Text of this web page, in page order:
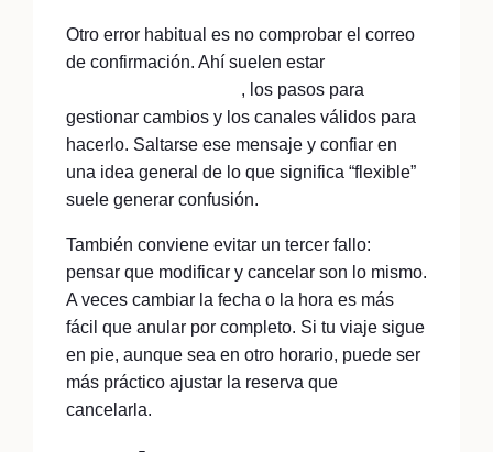
Otro error habitual es no comprobar el correo
de confirmación. Ahí suelen estar
, los pasos para
gestionar cambios y los canales válidos para
hacerlo. Saltarse ese mensaje y confiar en
una idea general de lo que significa “flexible”
suele generar confusión.
También conviene evitar un tercer fallo:
pensar que modificar y cancelar son lo mismo.
A veces cambiar la fecha o la hora es más
fácil que anular por completo. Si tu viaje sigue
en pie, aunque sea en otro horario, puede ser
más práctico ajustar la reserva que
cancelarla.